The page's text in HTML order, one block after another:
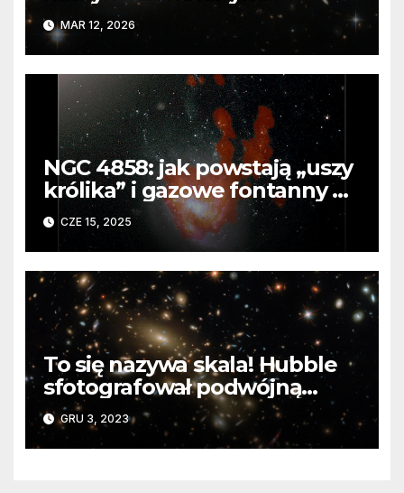
sąsiedztwie. Wszechświat
rozszerza się wolniej, niż
zakładano
MAR 12, 2026
NGC 4858: jak powstają „uszy
królika” i gazowe fontanny w
galaktykach
CZE 15, 2025
To się nazywa skala! Hubble
sfotografował podwójną
gromadę galaktyk
GRU 3, 2023